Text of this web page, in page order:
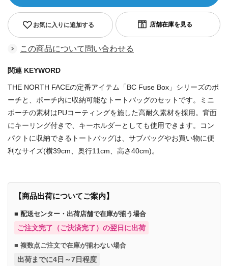
お気に入りに追加する
この商品について問い合わせる
関連 KEYWORD
THE NORTH FACEの定番アイテム「BC Fuse Box」シリーズのポ
ーチと、ポーチ内に収納可能なトートバッグのセットです。ミニ
ポーチの素材はPUコーティングを施した高耐久素材を採用。背面
にキーリング付きで、キーホルダーとしても使用できます。コン
パクトに収納できるトートバッグは、サブバッグやお買い物に便
利なサイズ(横39cm、奥行11cm、高さ40cm)。
【商品出荷についてご案内】
■ 配送センター・出荷店舗で在庫が揃う場合
ご注文完了（ご決済完了）の翌日に出荷
■ 複数点ご注文で在庫が揃わない場合
出荷までに4日～7日程度